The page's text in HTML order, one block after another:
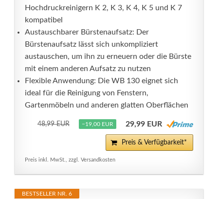
Hochdruckreinigern K 2, K 3, K 4, K 5 und K 7
kompatibel
Austauschbarer Bürstenaufsatz: Der
Bürstenaufsatz lässt sich unkompliziert
austauschen, um ihn zu erneuern oder die Bürste
mit einem anderen Aufsatz zu nutzen
Flexible Anwendung: Die WB 130 eignet sich
ideal für die Reinigung von Fenstern,
Gartenmöbeln und anderen glatten Oberflächen
48,99 EUR −19,00 EUR 29,99 EUR
Preis & Verfügbarkeit*
Preis inkl. MwSt., zzgl. Versandkosten
BESTSELLER NR. 6